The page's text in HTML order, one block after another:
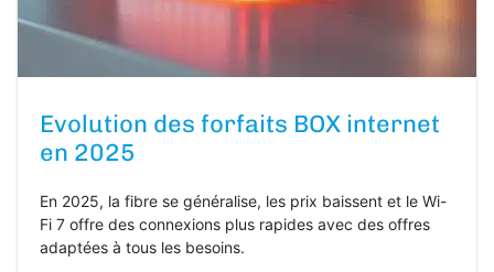
Evolution des forfaits BOX internet
en 2025
En 2025, la fibre se généralise, les prix baissent et le Wi-
Fi 7 offre des connexions plus rapides avec des offres
adaptées à tous les besoins.